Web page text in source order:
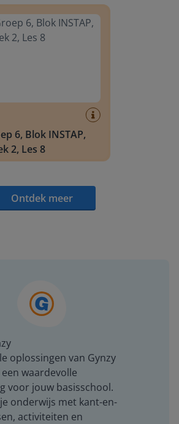
6, Blok INSTAP,
2, Les 8
Ontdek meer
oplossingen van Gynzy
waardevolle
voor jouw basisschool.
onderwijs met kant-en-
activiteiten en